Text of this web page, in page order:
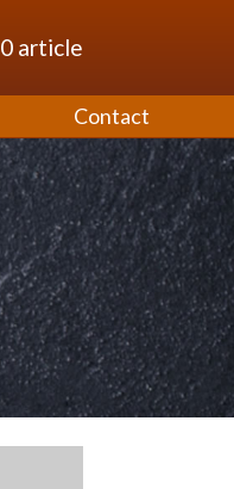
0 article
Contact